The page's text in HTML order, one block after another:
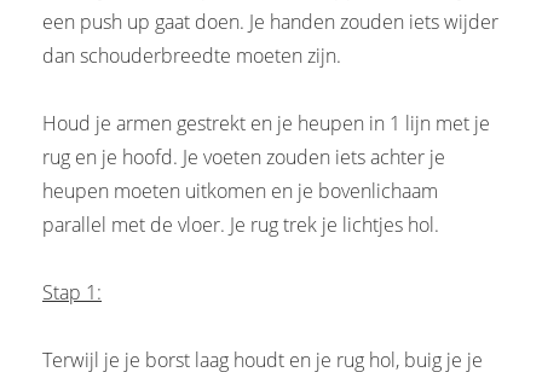
een push up gaat doen. Je handen zouden iets wijder
dan schouderbreedte moeten zijn.
Houd je armen gestrekt en je heupen in 1 lijn met je
rug en je hoofd. Je voeten zouden iets achter je
heupen moeten uitkomen en je bovenlichaam
parallel met de vloer. Je rug trek je lichtjes hol.
Stap 1:
Terwijl je je borst laag houdt en je rug hol, buig je je